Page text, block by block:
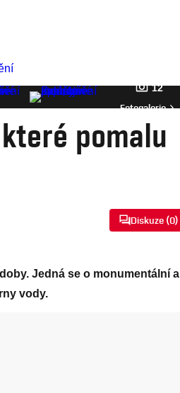
12
Fotogalerie
pomalu
Diskuze (0)
Jedná se o monumentální a
vody.